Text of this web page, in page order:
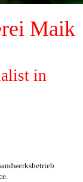
Maik
in